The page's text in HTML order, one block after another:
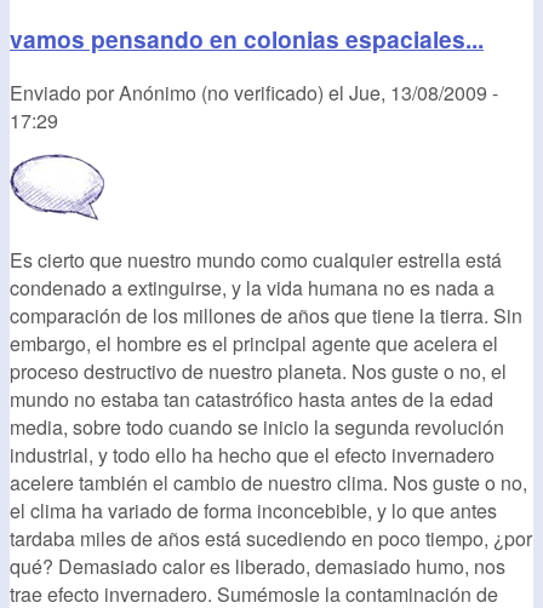
vamos pensando en colonias espaciales...
Enviado porAnónimo (no verificado) el Jue, 13/08/2009 -
17:29
Es cierto que nuestro mundo como cualquier estrella está
condenado a extinguirse, y la vida humana no es nada a
comparación de los millones de años que tiene la tierra. Sin
embargo, el hombre es el principal agente que acelera el
proceso destructivo de nuestro planeta. Nos guste o no, el
mundo no estaba tan catastrófico hasta antes de la edad
media, sobre todo cuando se inicio la segunda revolución
industrial, y todo ello ha hecho que el efecto invernadero
acelere también el cambio de nuestro clima. Nos guste o no,
el clima ha variado de forma inconcebible, y lo que antes
tardaba miles de años está sucediendo en poco tiempo, ¿por
qué? Demasiado calor es liberado, demasiado humo, nos
trae efecto invernadero. Sumémosle la contaminación de